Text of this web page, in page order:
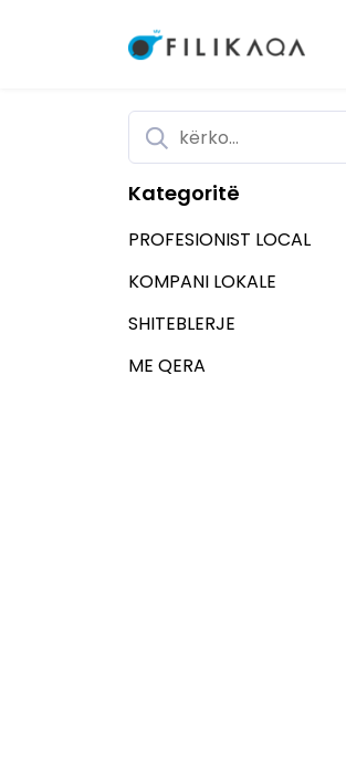
Kategoritë
PROFESIONIST LOCAL
KOMPANI LOKALE
SHITEBLERJE
ME QERA